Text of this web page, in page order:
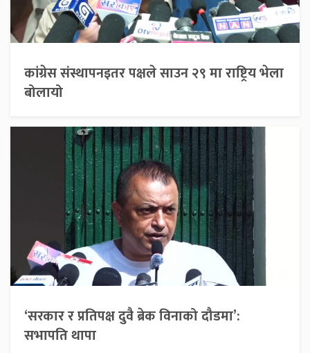
कांग्रेस संस्थापनइतर पक्षले साउन २९ मा राष्ट्रिय भेला
बोलायो
‘सरकार र प्रतिपक्ष दुवै ब्रेक विनाको दौडमा’:
सभापति थापा